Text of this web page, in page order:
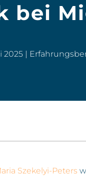
bei
2025 |
Szekelyi-Peters